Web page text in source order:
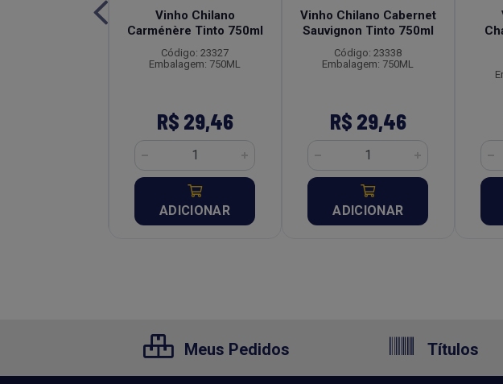
Largo Seco
Vinho Chilano
Carménère Tinto 750ml
Código: 23327
Embalagem: 750ML
R$ 29,46
ADICIONAR
Vinho Chilano Cabernet
Sauvignon Tinto 750ml
Código: 23338
Embalagem: 750ML
R$ 29,46
ADICIONAR
Meus Pedidos Títulos